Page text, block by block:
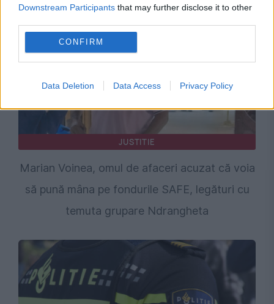
Downstream Participants that may further disclose it to other
CONFIRM
Data Deletion Data Access Privacy Policy
JUSTITIE
Marian Voinea, omul de afaceri acuzat că voia
să pună mâna pe fondurile SAFE, legături cu
temuta grupare Ndrangheta